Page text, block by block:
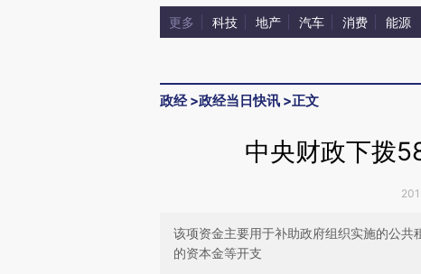
更多 科技 地产 汽车 消费 能源
政经>政经当日快讯 >正文
中央财政下拨
该项资金主要用于补助政府组织实施的公
的资本金等开支